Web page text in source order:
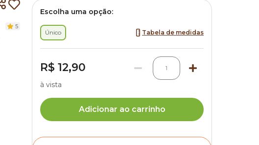
5
Escolha uma opção:
Único Tabela de medidas
R$ 12,90 1
à vista
Adicionar ao carrinho